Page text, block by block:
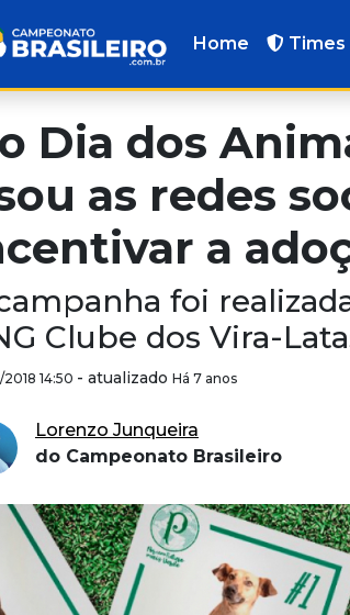
Home Times
Dia dos
as redes
a
foi
Clube dos Vira-
14:50 - atualizado Há 7 anos
Lorenzo Junqueira
do Campeonato Brasileiro